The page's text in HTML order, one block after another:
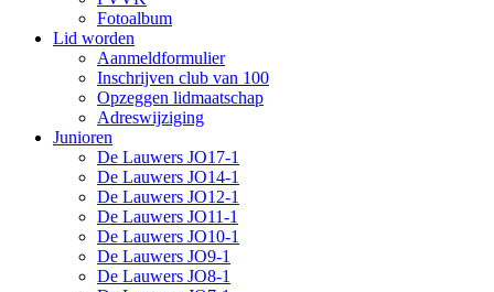
Fotoalbum
Lid worden
Aanmeldformulier
Inschrijven club van 100
Opzeggen lidmaatschap
Adreswijziging
Junioren
De Lauwers JO17-1
De Lauwers JO14-1
De Lauwers JO12-1
De Lauwers JO11-1
De Lauwers JO10-1
De Lauwers JO9-1
De Lauwers JO8-1